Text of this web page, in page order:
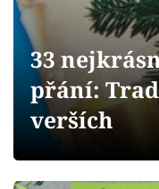
Přihlášení
Sledujte nás
33
přání:
verších